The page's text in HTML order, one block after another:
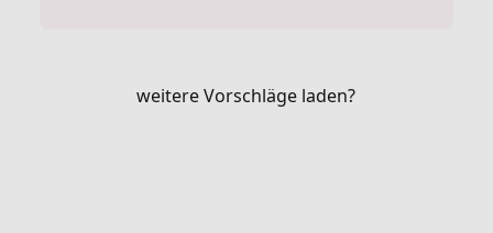
weitere Vorschläge laden?